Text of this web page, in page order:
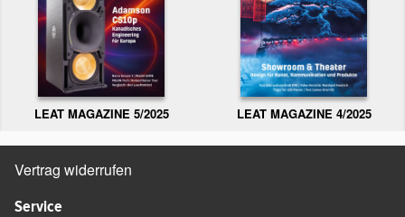
LEAT MAGAZINE 5/2025 LEAT MAGAZINE 4/2025
Vertrag widerrufen
Service